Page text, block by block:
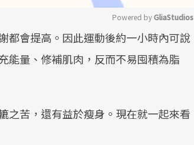
Mute
Powered by GliaStudios
都會提高。因此運動後約一小時內可說
能量、修補肌肉，反而不易囤積為脂
之苦，還有益於瘦身。現在就一起來看